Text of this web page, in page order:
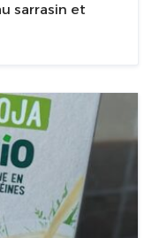
sarrasin et